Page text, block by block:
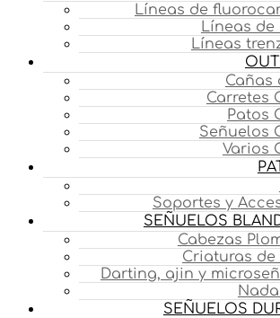
Líneas de
Líneas de
Líneas
Cañas
Carretes
Patos
Señuelos
Varios
Soportes y
SEÑUELOS
Cabezas
Criaturas de
Darting, ajin y
SEÑUELOS